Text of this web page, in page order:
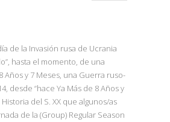
de la Invasión rusa de Ucrania
hasta el momento, de una
Años y 7 Meses, una Guerra ruso-
desde “hace Ya Más de 8 Años y
del S. XX que algunos/as
de la (Group) Regular Season